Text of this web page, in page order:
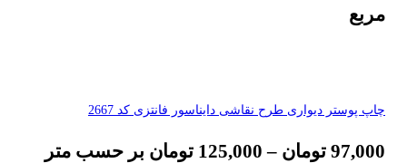
مربع
چاپ پوستر دیواری طرح نقاشی دایناسور فانتزی کد 2667
97,000 تومان –
125,000 تومان بر حسب متر